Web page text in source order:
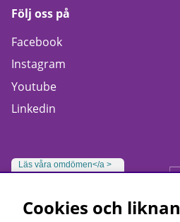
Följ oss på
Facebook
Instagram
Youtube
Linkedin
Läs våra omdömen</a >
Cookies och